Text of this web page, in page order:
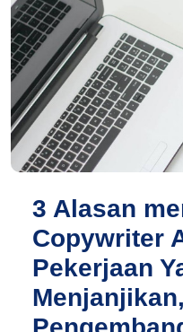
3 Alasan
Copywriter
Pekerjaan